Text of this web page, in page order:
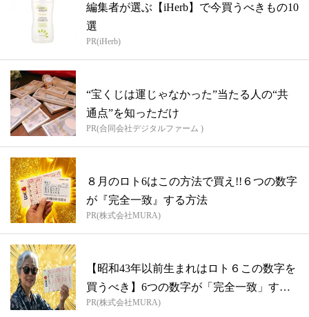
編集者が選ぶ【iHerb】で今買うべきもの10
選
PR(iHerb)
“宝くじは運じゃなかった”当たる人の“共
通点”を知っただけ
PR(合同会社デジタルファーム )
８月のロト6はこの方法で買え!!６つの数字
が『完全一致』する方法
PR(株式会社MURA)
【昭和43年以前生まれはロト６この数字を
買うべき】6つの数字が「完全一致」する
方...
PR(株式会社MURA)